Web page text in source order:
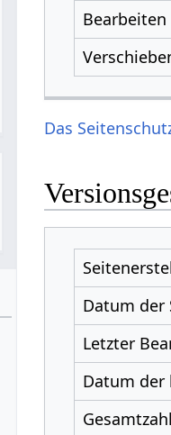
Bearbeiten
Das
Datum der
Letzter
Datum der